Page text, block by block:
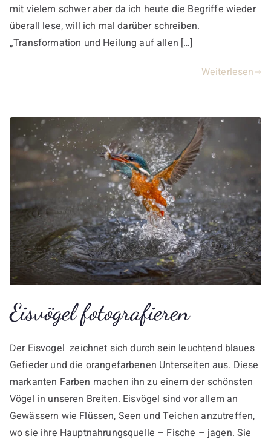
mit vielem schwer aber da ich heute die Begriffe wieder
überall lese, will ich mal darüber schreiben.
„Transformation und Heilung auf allen […]
Weiterlesen
Eisvögel fotografieren
Der Eisvogel zeichnet sich durch sein leuchtend blaues
Gefieder und die orangefarbenen Unterseiten aus. Diese
markanten Farben machen ihn zu einem der schönsten
Vögel in unseren Breiten. Eisvögel sind vor allem an
Gewässern wie Flüssen, Seen und Teichen anzutreffen,
wo sie ihre Hauptnahrungsquelle – Fische – jagen. Sie